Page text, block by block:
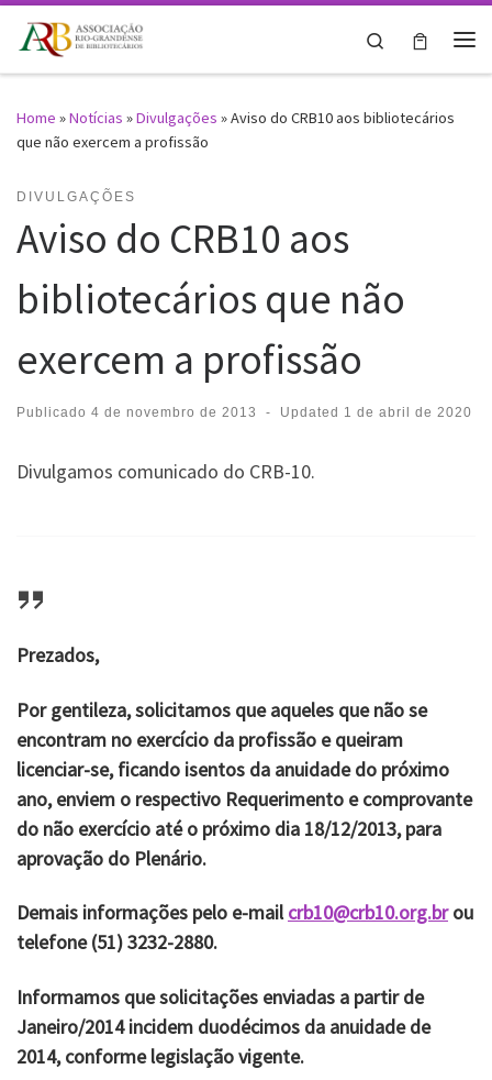
Skip to content
Search
Home »Notícias »Divulgações »Aviso do CRB10 aos bibliotecários
que não exercem a profissão
DIVULGAÇÕES
Aviso do CRB10 aos
bibliotecários que não
exercem a profissão
Publicado 4 de novembro de 2013 - Updated 1 de abril de 2020
Divulgamos comunicado do CRB-10.
Prezados,
Por gentileza, solicitamos que aqueles que não se
encontram no exercício da profissão e queiram
licenciar-se, ficando isentos da anuidade do próximo
ano, enviem o respectivo Requerimento e comprovante
do não exercício até o próximo dia 18/12/2013, para
aprovação do Plenário.
Demais informações pelo e-mailcrb10@crb10.org.brou
telefone (51) 3232-2880.
Informamos que solicitações enviadas a partir de
Janeiro/2014 incidem duodécimos da anuidade de
2014, conforme legislação vigente.